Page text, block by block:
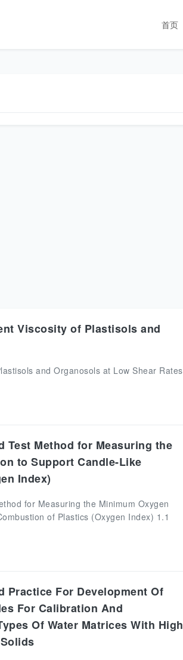
首页
Viscosity of Plastisols and
and Organosols at Low Shear Rates
Test Method for Measuring the
to Support Candle-Like
Index)
for Measuring the Minimum Oxygen
of Plastics (Oxygen Index) 1.1
Practice For Development Of
For Calibration And
Of Water Matrices With High